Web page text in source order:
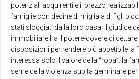
potenziali acquirenti e il prezzo
famiglie con decine di migliaia di figli
stati sloggiati dalla loro casa. Il giudice
immobiliare ha il potere-dovere di
disposizioni per rendere più appetibile la
interessa solo il valore della “roba”: la
seme della violenza subita germinare per